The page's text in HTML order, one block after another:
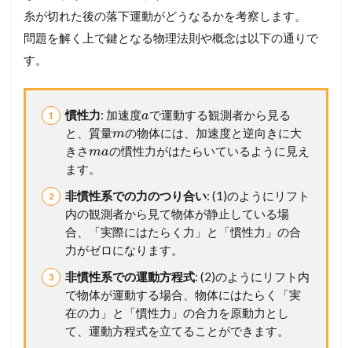
糸が切れた後の落下運動がどうなるかを考察します。
問題を解く上で鍵となる物理法則や概念は以下の通りで
す。
慣性力: 加速度aで運動する観測者から見る
と、質量mの物体には、加速度と逆向きに大
きさmaの慣性力がはたらいているように見え
ます。
非慣性系での力のつり合い: (1)のようにリフト
内の観測者から見て物体が静止している場
合、「実際にはたらく力」と「慣性力」の合
力がゼロになります。
非慣性系での運動方程式: (2)のようにリフト内
で物体が運動する場合、物体にはたらく「実
在の力」と「慣性力」の合力を原動力とし
て、運動方程式を立てることができます。